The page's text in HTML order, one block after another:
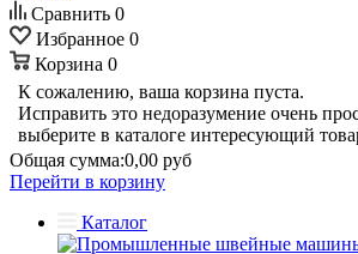
Сравнить 0
Избранное 0
Корзина 0
К сожалению, ваша корзина пуста.
Исправить это недоразумение очень
выберите в каталоге интересующий
Общая сумма:0,00 руб
Перейти в корзину
Каталог